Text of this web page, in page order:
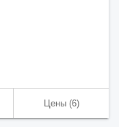
Цены(6)